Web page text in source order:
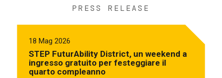
PRESS RELEASE
18 Mag 2026
STEP FuturAbility District, un weekend a
ingresso gratuito per festeggiare il
quarto compleanno